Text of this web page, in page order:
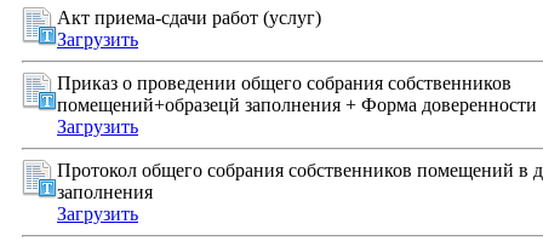
Акт приема-сдачи работ (услуг)
Загрузить
Приказ о проведении общего собрания собственников
помещений+образецй заполнения + Форма доверенности
Загрузить
Протокол общего собрания собственников помещений в
заполнения
Загрузить